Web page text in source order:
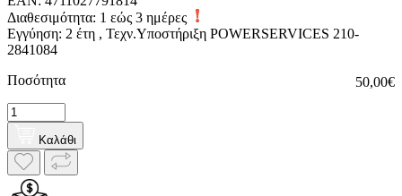
Διαθεσιμότητα: 1 εώς 3 ημέρες
Εγγύηση: 2 έτη , Τεχν.Υποστήριξη POWERSERVICES 210-
2841084
50,00€
Ποσότητα
Καλάθι